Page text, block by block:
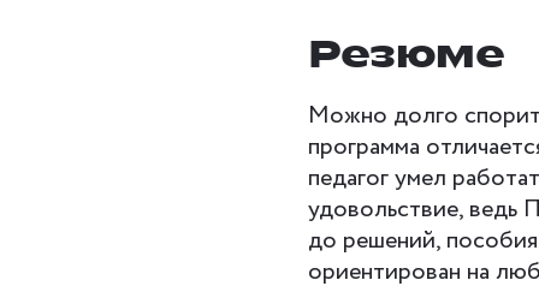
Резюме
Можно долго
программа
педагог умел
удовольствие, ведь
до решений,
ориентирован на